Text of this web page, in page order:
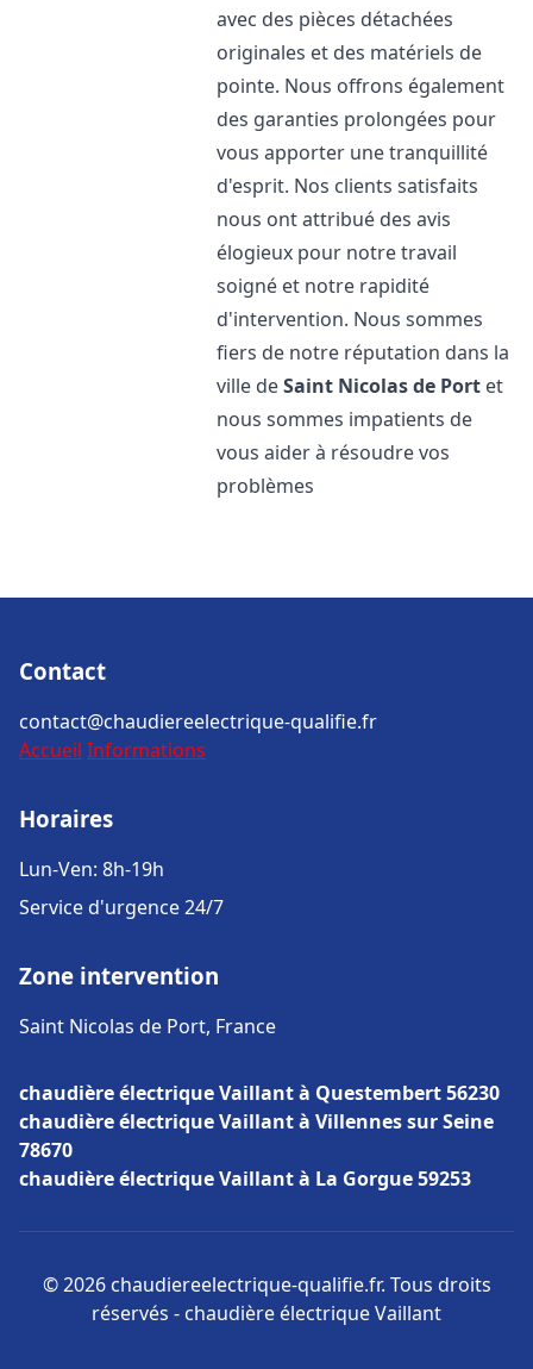
avec des pièces détachées
originales et des matériels de
pointe. Nous offrons également
des garanties prolongées pour
vous apporter une tranquillité
d'esprit. Nos clients satisfaits
nous ont attribué des avis
élogieux pour notre travail
soigné et notre rapidité
d'intervention. Nous sommes
fiers de notre réputation dans la
ville deSaint Nicolas de Port et
nous sommes impatients de
vous aider à résoudre vos
problèmes
Contact
contact@chaudiereelectrique-qualifie.fr
Accueil Informations
Horaires
Lun-Ven: 8h-19h
Service d'urgence 24/7
Zone intervention
Saint Nicolas de Port, France
chaudière électrique Vaillant à Questembert 56230
chaudière électrique Vaillant à Villennes sur Seine
78670
chaudière électrique Vaillant à La Gorgue 59253
© 2026 chaudiereelectrique-qualifie.fr. Tous droits
réservés - chaudière électrique Vaillant